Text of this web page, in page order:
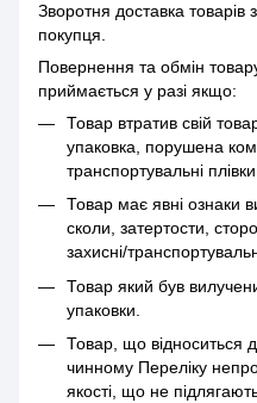
Зворотня доставка товарів
покупця.
Повернення та обмін
приймається у разі якщо:
Товар втратив свій
упаковка, порушена
транспортувальні
Товар має явні ознаки
сколи, затертости,
захисні/
Товар який був
упаковки.
Товар, що відноситься
чинному Переліку
якості, що не